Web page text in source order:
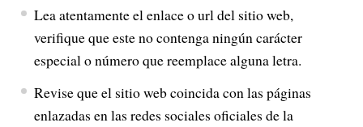
Lea atentamente el enlace o url del sitio web,
verifique que este no contenga ningún carácter
especial o número que reemplace alguna letra.
Revise que el sitio web coincida con las páginas
enlazadas en las redes sociales oficiales de la